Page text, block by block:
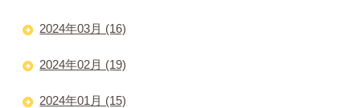
2024年03月 (16)
2024年02月 (19)
2024年01月 (15)